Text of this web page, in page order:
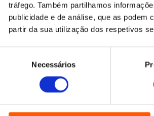
tráfego. Também partilhamos
publicidade e de análise, que as
partir da sua utilização dos respetivos
consentimento
Necessários